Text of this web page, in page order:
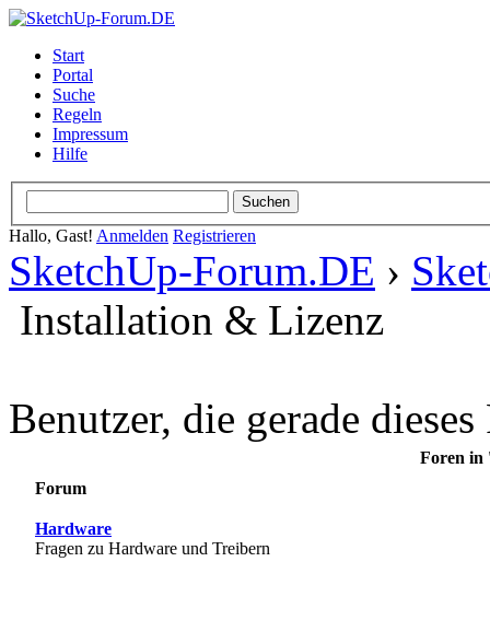
Start
Portal
Suche
Regeln
Impressum
Hilfe
Hallo, Gast! Anmelden Registrieren
SketchUp-Forum.DE ›
Installation & Lizenz
Benutzer, die gerade
Foren in
Forum
Hardware
Fragen zu Hardware und Treibern